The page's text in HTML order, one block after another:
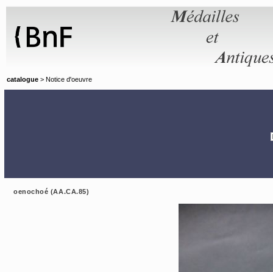
catalogue > Notice d'oeuvre
oenochoé (AA.CA.85)